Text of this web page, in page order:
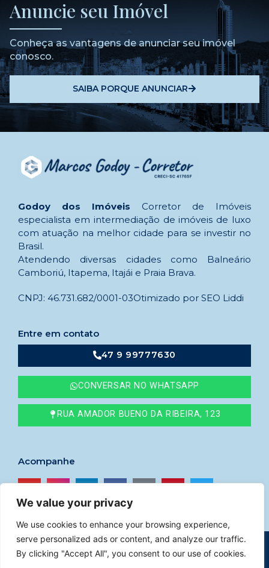
We value your privacy
We use cookies to enhance your browsing experience,
serve personalized ads or content, and analyze our traffic.
By clicking "Accept All", you consent to our use of cookies.
Anuncie seu Imóvel
Conheça as vantagens de anunciar seu imóvel
conosco.
SAIBA PORQUE ANUNCIAR
Godoy dos Imóveis Corretor de Imóveis
especialista em intermediação de imóveis de luxo
com atuação na melhor cidade para se investir no
Brasil.
Atendendo diversas cidades como Balneário
Camboriú, Itapema, Itajái e Praia Brava.
CNPJ: 46.731.682/0001-03Otimizado por SEO Liddi
Entre em contato
47 9 99777630
CONVERSAR NO WHATSAPP
RUA AMADOR BUENO DA RIBEIRA, 123
Acompanhe
© 2023 Imóveis Godoy CRECI nº 41765F